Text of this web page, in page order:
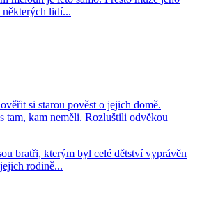
některých lidí...
si starou pověst o jejich domě.
tam, kam neměli. Rozluštili odvěkou
bratři, kterým byl celé dětství vyprávěn
rodině...